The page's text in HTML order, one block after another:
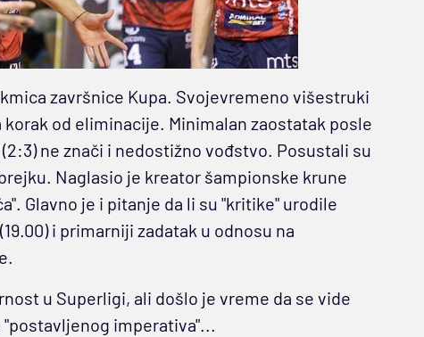
završnice Kupa. Svojevremeno višestruki
od eliminacije. Minimalan zaostatak posle
ne znači i nedostižno vođstvo. Posustali su
Naglasio je kreator šampionske krune
Glavno je i pitanje da li su "kritike" urodile
i primarniji zadatak u odnosu na
u Superligi, ali došlo je vreme da se vide
imperativa"...